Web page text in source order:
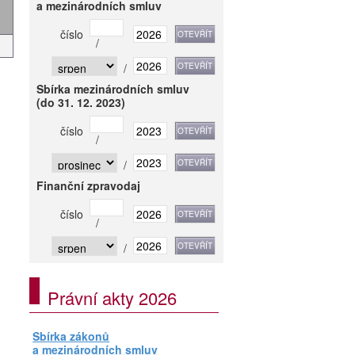
a mezinárodních smluv
číslo
/
/
Sbírka mezinárodních smluv
(do 31. 12. 2023)
číslo
/
/
Finanční zpravodaj
číslo
/
/
Právní akty 2026
Sbírka zákonů
a mezinárodních smluv